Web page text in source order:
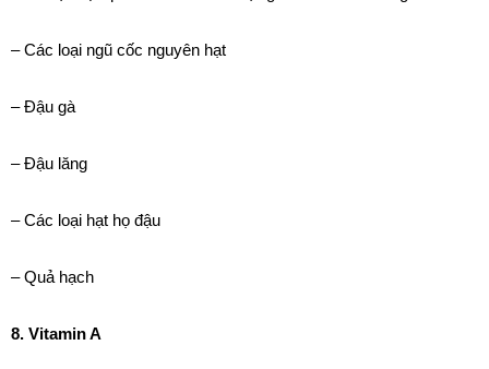
– Các loại ngũ cốc nguyên hạt
– Đậu gà
– Đậu lăng
– Các loại hạt họ đậu
– Quả hạch
8. Vitamin A